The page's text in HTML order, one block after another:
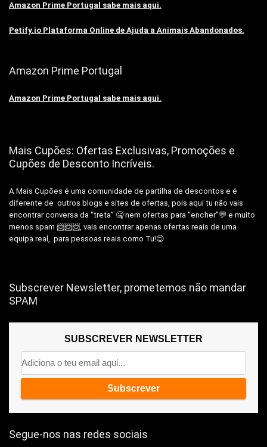
Amazon Prime Portugal sabe mais aqui.
Petify.io Plataforma Online de Ajuda a Animais Abandonados.
Amazon Prime Portugal
Amazon Prime Portugal sabe mais aqui.
Mais Cupões: Ofertas Exclusivas, Promoções e
Cupões de Desconto Incríveis.
A Mais Cupões é uma comunidade de partilha de descontos e é
diferente de outros blogs e sites de ofertas, pois aqui tu não vais
encontrar conversa da “treta” 🤐 nem ofertas para “encher”💬 e muito
menos spam 📨📨📨, vais encontrar apenas ofertas reais de uma
equipa real, para pessoas reais como Tu!😉
Subscrever Newsletter, prometemos não mandar
SPAM
SUBSCREVER NEWSLETTER
Segue-nos nas redes sociais